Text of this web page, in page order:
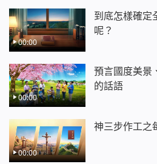
將用真理來教導各方的人，將
的人，這就是神的審判工作。
基督用真理來作審判的工作》
又能道成肉身，所以以往說的
成肉身的神的說話。……神要
成肉身，否則他的工作將不能
肉身顯現·將神定規在「觀念
「啟示」呢？》）因著末世基
越來越多渴慕真理、尋求真理
00:00
到底怎樣確定
呢？
00:00
預言國度美景
的話語
00:00
神三步作工之